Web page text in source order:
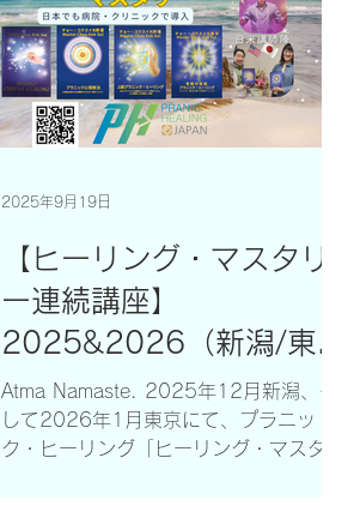
間、どれをとっても、今回のテーマにふ
さわしい場所でした。 全国から集まっ
た仲間と「繁栄・豊かさ」を探求する時
間 関東・関西から、新幹線や飛行機で
新潟駅を経由し、新発田市まで足を運ん
催しました。 短い時間ではありました
が、以下のようなことを学びました：
プラニック・ヒーリング レベル1（基
本）の復習 「人格形成」をテーマにし
た浄化 温泉浴による 水の浄化 慈悲のマ
ントラ 奉仕やお金について 祈りと瞑想
心身を整えた後は、美味しいベジタリア
ン料理をゆっく
【ヒーリング・マスタリ
ー連続講座】
2025&2026（新潟/東
京）受講生募集
Atma Namaste. 2025年12月新潟、そ
して2026年1月東京にて、プラニッ
ク・ヒーリング「ヒーリング・マスタリ
2025年9月19日